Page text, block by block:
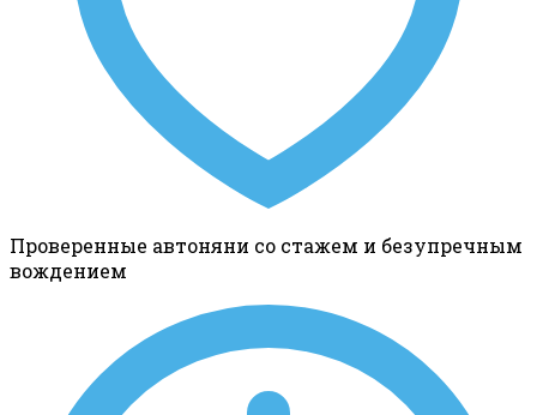
Проверенные автоняни со стажем и безупречным
вождением